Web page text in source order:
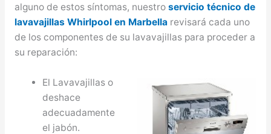
alguno de estos síntomas, nuestro servicio técnico de
lavavajillas Whirlpool en Marbella revisará cada uno
de los componentes de su lavavajillas para proceder a
su reparación:
El Lavavajillas o
deshace
adecuadamente
el jabón.